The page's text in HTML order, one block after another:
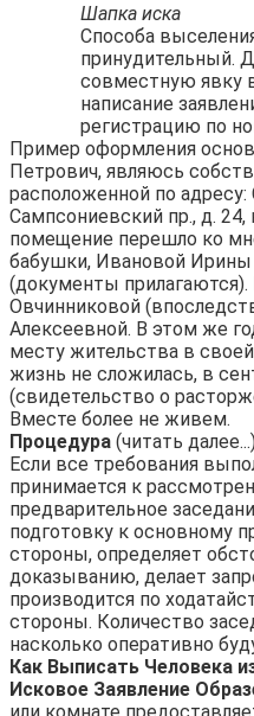
Шапка иска
Способа
принудительный.
совместную явку
написание
регистрацию по
Пример оформления
Петрович, являюсь
расположенной по
Сампсониевский пр., д. 24,
помещение перешло ко
бабушки, Ивановой Ирины
(документы прилагаются).
Овчинниковой
Алексеевной. В этом же
месту жительства в
жизнь не сложилась, в
(свидетельство о
Вместе более не живем.
Процедура (читать
Если все требования
принимается к
предварительное
подготовку к основному
стороны, определяет
доказыванию, делает
производится по
стороны. Количество
насколько оперативно
Как Выписать Человека
Исковое Заявление
или комнате